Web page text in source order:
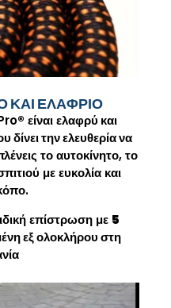
ΚΑΙ ΕΛΑΦΡΙΟ
® είναιελαφρύ και
δίνει την ελευθερία να
το αυτοκίνητο, το
με ευκολία και
επίστρωση με 5
εξ ολοκλήρου στη